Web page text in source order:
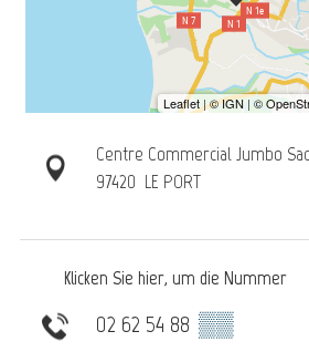
Centre Commercial Jumbo
97420 LE PORT
Klicken Sie hier, um die Nummer
02 62 54 88 ▒▒